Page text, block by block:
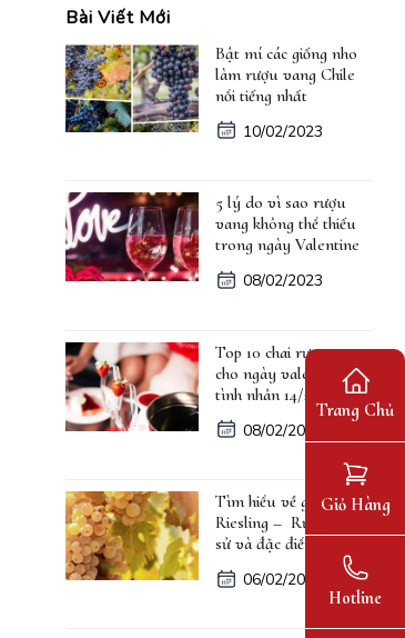
Bài Viết Mới
Bật mí các giống nho
làm rượu vang Chile
nổi tiếng nhất
10/02/2023
5 lý do vì sao rượu
vang không thể thiếu
trong ngày Valentine
08/02/2023
Top 10 chai rượu vang
cho ngày valentine lễ
tình nhân 14/2
08/02/2023
Tìm hiểu về giống nho
Riesling – Rượu, lịch
sử và đặc điểm
06/02/2023
Trang Chủ
Giỏ Hàng
Hotline